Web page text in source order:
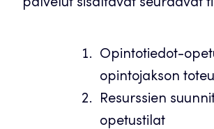
palvelut sisältävät seuraavat
Opintotiedot-
opintojakson
Resurssien
opetustilat